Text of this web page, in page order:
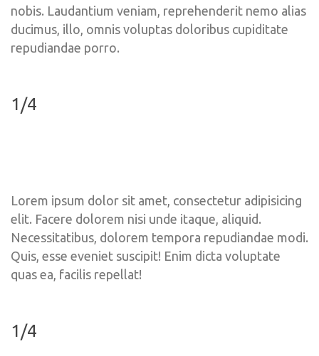
nobis. Laudantium veniam, reprehenderit nemo alias
ducimus, illo, omnis voluptas doloribus cupiditate
repudiandae porro.
1/4
Lorem ipsum dolor sit amet, consectetur adipisicing
elit. Facere dolorem nisi unde itaque, aliquid.
Necessitatibus, dolorem tempora repudiandae modi.
Quis, esse eveniet suscipit! Enim dicta voluptate
quas ea, facilis repellat!
1/4